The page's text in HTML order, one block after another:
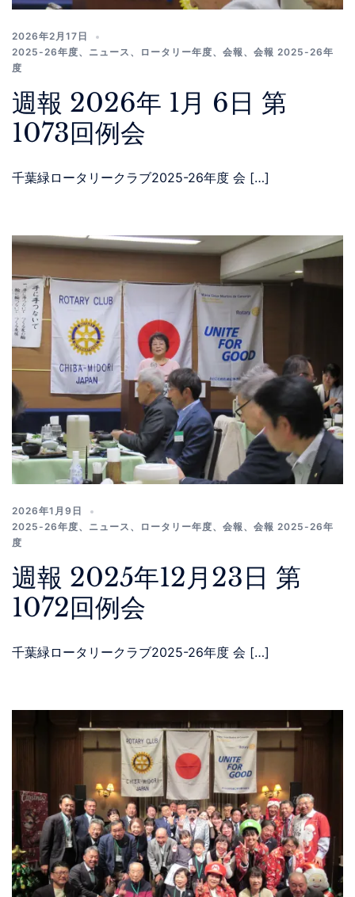
2026年2月17日
2025-26年度、 ニュース 、 ロータリー年度、 会報 、 会報 2025-26年
度
週報 2026年 1月 6日 第
1073回例会
千葉緑ロータリークラブ2025-26年度 会 […]
2026年1月9日
2025-26年度、 ニュース 、 ロータリー年度、 会報 、 会報 2025-26年
度
週報 2025年12月23日 第
1072回例会
千葉緑ロータリークラブ2025-26年度 会 […]